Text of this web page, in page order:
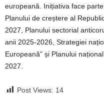
europeană. Inițiativa face
Planului de creștere al
2027, Planului sectorial
anii 2025-2026, Strategiei
Europeană” și Planului
2027.
Post Views: 14